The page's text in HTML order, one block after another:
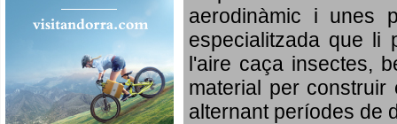
aerodinàmic i unes
especialitzada que li
l'aire caça insectes,
material per
alternant períodes de